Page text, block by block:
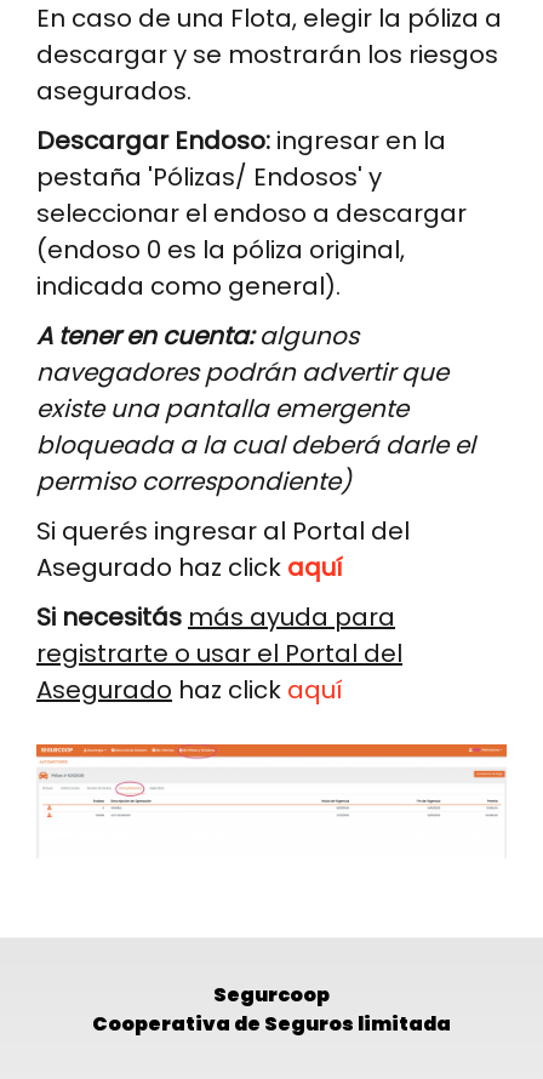
En caso de una Flota, elegir la póliza a
descargar y se mostrarán los riesgos
asegurados.
Descargar Endoso: ingresar en la
pestaña 'Pólizas/ Endosos' y
seleccionar el endoso a descargar
(endoso 0 es la póliza original,
indicada como general).
A tener en cuenta:algunos
navegadores podrán advertir que
existe una pantalla emergente
bloqueada a la cual deberá darle el
permiso correspondiente)
Si querés ingresar al Portal del
Asegurado haz click aquí
Si necesitás más ayuda para
registrarte o usar el Portal del
Asegurado haz click aquí
Image
Segurcoop
Cooperativa de Seguros limitada